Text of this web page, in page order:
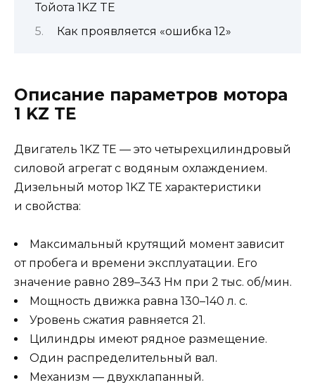
Тойота 1KZ TE
Как проявляется «ошибка 12»
Описание параметров мотора
1 KZ ТЕ
Двигатель 1KZ ТЕ — это четырехцилиндровый
силовой агрегат с водяным охлаждением.
Дизельный мотор 1KZ ТЕ характеристики
и свойства:
Максимальный крутящий момент зависит
от пробега и времени эксплуатации. Его
значение равно 289–343 Нм при 2 тыс. об/мин.
Мощность движка равна 130–140 л. с.
Уровень сжатия равняется 21.
Цилиндры имеют рядное размещение.
Один распределительный вал.
Механизм — двухклапанный.